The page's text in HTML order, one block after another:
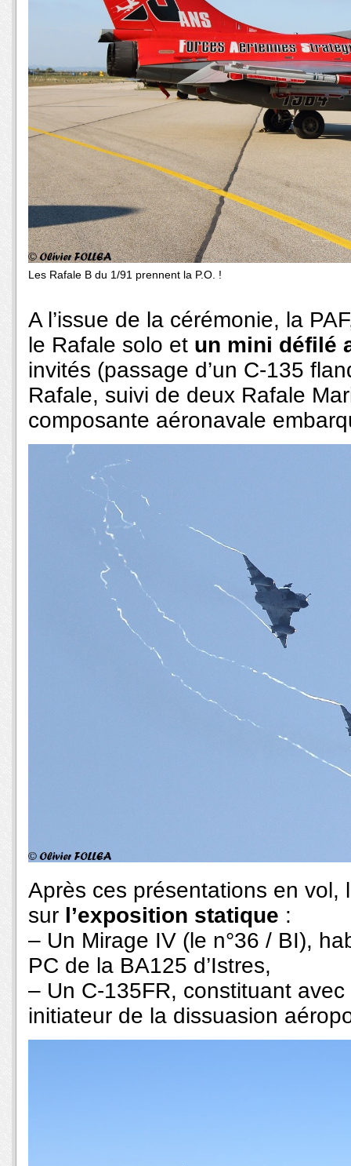
Les Rafale B du 1/91 prennent la P.O. !
A l’issue de la cérémonie, la
le Rafale solo et un mini défilé
invités (passage d’un C-135
Rafale, suivi de deux Rafale
composante aéronavale
Après ces présentations en vol,
sur l’exposition statique :
– Un Mirage IV (le n°36 / BI),
PC de la BA125 d’Istres,
– Un C-135FR, constituant
initiateur de la dissuasion